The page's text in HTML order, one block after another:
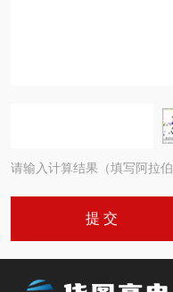
请输入计算结果（填写阿拉